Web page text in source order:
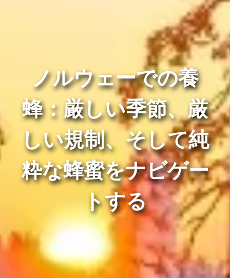
ノルウェーでの養
蜂：厳しい季節、厳
しい規制、そして純
粋な蜂蜜をナビゲー
トする